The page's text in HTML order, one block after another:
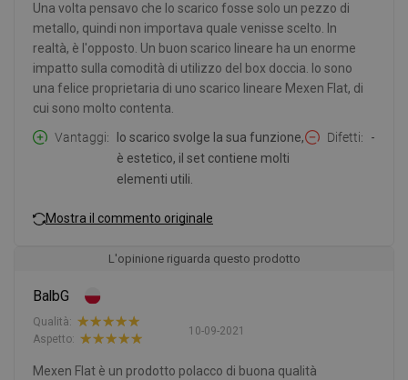
Una volta pensavo che lo scarico fosse solo un pezzo di
metallo, quindi non importava quale venisse scelto. In
realtà, è l'opposto. Un buon scarico lineare ha un enorme
impatto sulla comodità di utilizzo del box doccia. Io sono
una felice proprietaria di uno scarico lineare Mexen Flat, di
cui sono molto contenta.
Vantaggi
lo scarico svolge la sua funzione,
è estetico, il set contiene molti
elementi utili.
Difetti -
Mostra il commento originale
L'opinione riguarda questo prodotto
BalbG
10-09-2021
Qualità:
Aspetto:
Mexen Flat è un prodotto polacco di buona qualità